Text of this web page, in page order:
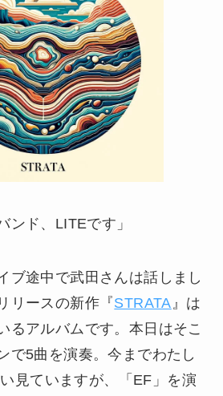
ンド、LITEです」
ブ途中で武田さんは話しまし
リースの新作『STRATA』は
るアルバムです。本日はそこ
で5曲を演奏。今までわたし
見ていますが、「EF」を演